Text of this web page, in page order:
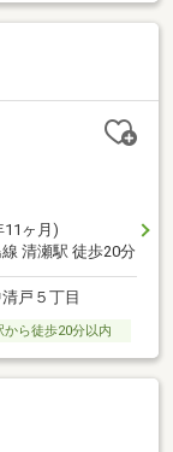
11ヶ月)
清瀬駅 徒歩20分
戸５丁目
から徒歩20分以内